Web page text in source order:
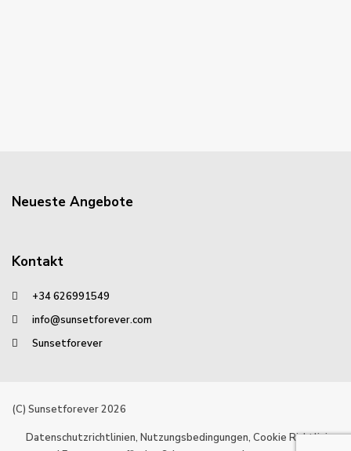
Neueste Angebote
Kontakt
+34 626991549
info@sunsetforever.com
Sunsetforever
(C) Sunsetforever 2026
Datenschutzrichtlinien, Nutzungsbedingungen, Cookie Richtlinien